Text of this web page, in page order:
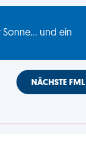
und ein
NÄCHSTE FML